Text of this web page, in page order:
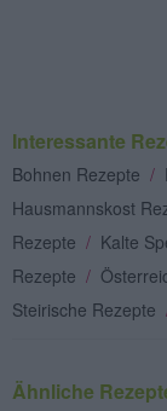
Interessante
Bohnen Rezepte /
Hausmannskost
Rezepte / Kalte
Rezepte /
Steirische Rezepte
Ähnliche